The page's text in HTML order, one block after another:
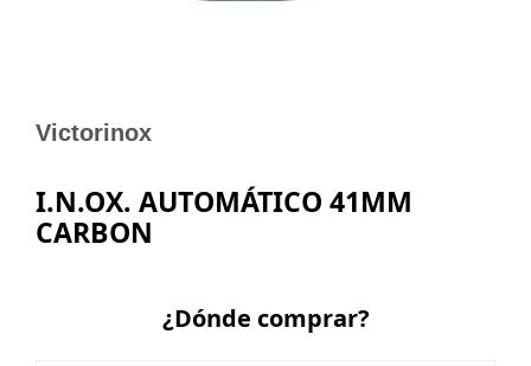
Victorinox
I.N.OX. AUTOMÁTICO 41MM
CARBON
¿Dónde comprar?